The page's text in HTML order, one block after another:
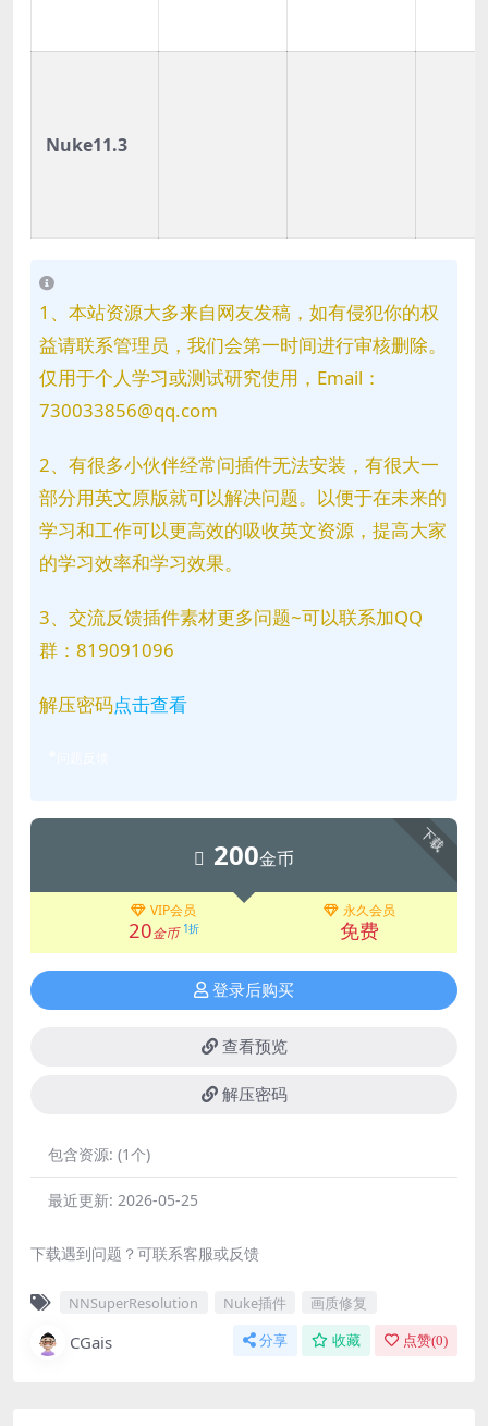
Nuke11.3
1、本站资源大多来自网友发稿，如有侵犯你的权
益请联系管理员，我们会第一时间进行审核删除。
仅用于个人学习或测试研究使用，Email：
730033856@qq.com
2、有很多小伙伴经常问插件无法安装，有很大一
部分用英文原版就可以解决问题。以便于在未来的
学习和工作可以更高效的吸收英文资源，提高大家
的学习效率和学习效果。
3、交流反馈插件素材更多问题~可以联系加QQ
群：819091096
解压密码点击查看
下载
200金币
VIP会员
20金币 1折
永久会员
免费
登录后购买
查看预览
解压密码
包含资源: (1个)
最近更新: 2026-05-25
下载遇到问题？可联系客服或反馈
NNSuperResolution Nuke插件 画质修复
CGais 分享 收藏 点赞(0)